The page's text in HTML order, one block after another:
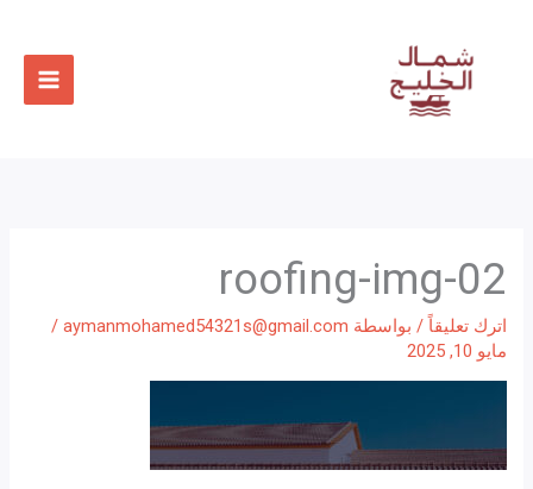
roofing-img-02
اترك تعليقاً / بواسطة aymanmohamed54321s@gmail.com
/
مايو 10, 2025